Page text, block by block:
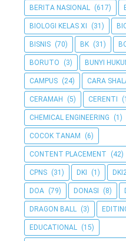
BERITA NASIONAL (617)
BIOLOGI KELAS XI (31)
BISNIS (70) BK (31)
BORUTO (3) BUNYI
CAMPUS (24) CARA
CERAMAH (5) CERENTI
CHEMICAL ENGINEERING (1)
COCOK TANAM (6)
CONTENT PLACEMENT (42)
CPNS (31) DKI (1)
DOA (79) DONASI (8)
DRAGON BALL (3)
EDUCATIONAL (15)